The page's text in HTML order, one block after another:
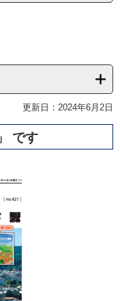
更新日：2024年6月2日
です